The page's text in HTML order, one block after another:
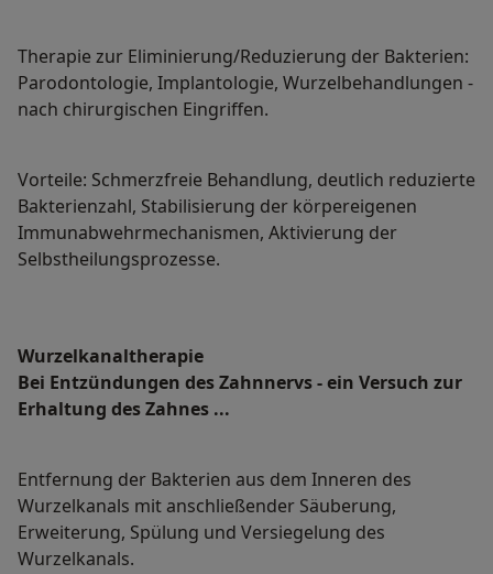
Therapie zur Eliminierung/Reduzierung der Bakterien:
Parodontologie, Implantologie, Wurzelbehandlungen -
nach chirurgischen Eingriffen.
Vorteile: Schmerzfreie Behandlung, deutlich reduzierte
Bakterienzahl, Stabilisierung der körpereigenen
Immunabwehrmechanismen, Aktivierung der
Selbstheilungsprozesse.
Wurzelkanaltherapie
Bei Entzündungen des Zahnnervs - ein Versuch zur
Erhaltung des Zahnes ...
Entfernung der Bakterien aus dem Inneren des
Wurzelkanals mit anschließender Säuberung,
Erweiterung, Spülung und Versiegelung des
Wurzelkanals.